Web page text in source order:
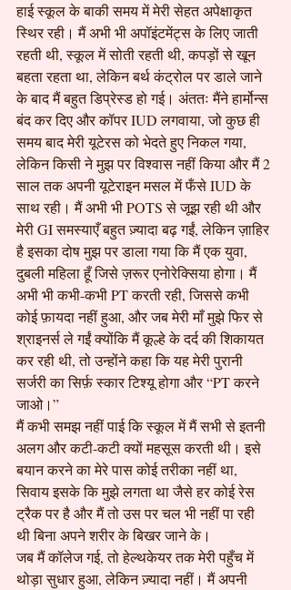
हाई स्कूल के बाकी समय में मेरी सेहत अपेक्षाकृत
स्थिर रही। मैं अभी भी अपॉइंटमेंट्स के लिए जाती
रहती थी, स्कूल में सोती रहती थी, कपड़ों से खून
बहता रहता था, लेकिन बर्थ कंट्रोल पर डाले जाने
के बाद मैं बहुत डिप्रेस्ड हो गई। अंततः मैंने हार्मोन्स
बंद कर दिए और कॉपर IUD लगवाया, जो कुछ ही
समय बाद मेरी यूटेरस को भेदते हुए निकल गया,
लेकिन किसी ने मुझ पर विश्वास नहीं किया और मैं 2
साल तक अपनी यूटेराइन मसल में फँसे IUD के
साथ रही। मैं अभी भी POTS से जूझ रही थी और
मेरी GI समस्याएँ बहुत ज़्यादा बढ़ गईं, लेकिन ज़ाहिर
है इसका दोष मुझ पर डाला गया कि मैं एक युवा,
दुबली महिला हूँ जिसे ज़रूर एनोरेक्सिया होगा। मैं
अभी भी कभी-कभी PT करती रही, जिससे कभी
कोई फ़ायदा नहीं हुआ, और जब मेरी माँ मुझे फिर से
श्राइनर्स ले गईं क्योंकि मैं कूल्हे के दर्द की शिकायत
कर रही थी, तो उन्होंने कहा कि यह मेरी पुरानी
सर्जरी का सिर्फ़ स्कार टिश्यू होगा और “PT करने
जाओ।”
मैं कभी समझ नहीं पाई कि स्कूल में मैं सभी से इतनी
अलग और कटी-कटी क्यों महसूस करती थी। इसे
बयान करने का मेरे पास कोई तरीका नहीं था,
सिवाय इसके कि मुझे लगता था जैसे हर कोई रेस
ट्रैक पर है और मैं तो उस पर चल भी नहीं पा रही
थी बिना अपने शरीर के बिखर जाने के।
जब मैं कॉलेज गई, तो हेल्थकेयर तक मेरी पहुँच में
थोड़ा सुधार हुआ, लेकिन ज़्यादा नहीं। मैं अपनी